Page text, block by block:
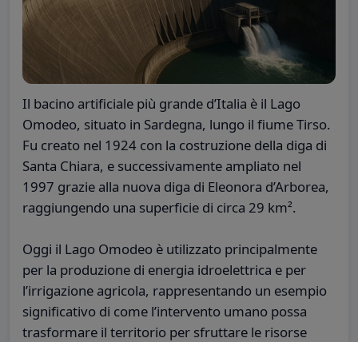
Il bacino artificiale più grande d’Italia è il Lago
Omodeo, situato in Sardegna, lungo il fiume Tirso.
Fu creato nel 1924 con la costruzione della diga di
Santa Chiara, e successivamente ampliato nel
1997 grazie alla nuova diga di Eleonora d’Arborea,
raggiungendo una superficie di circa 29 km².
Oggi il Lago Omodeo è utilizzato principalmente
per la produzione di energia idroelettrica e per
l’irrigazione agricola, rappresentando un esempio
significativo di come l’intervento umano possa
trasformare il territorio per sfruttare le risorse